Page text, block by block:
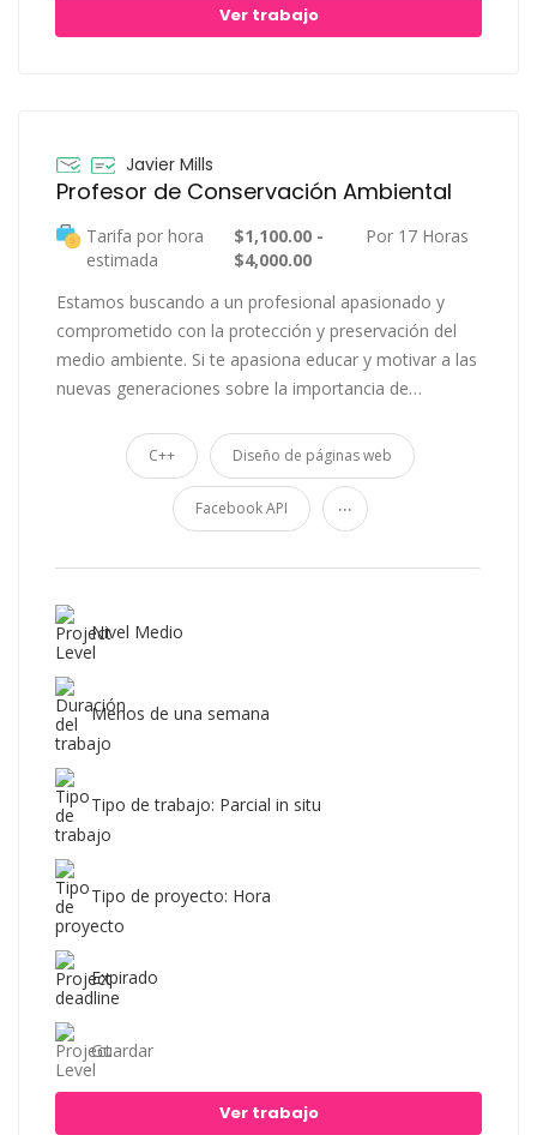
Ver trabajo
Javier Mills
Profesor de Conservación Ambiental
Tarifa por hora
estimada
$1,100.00 -
$4,000.00
Por 17 Horas
Estamos buscando a un profesional apasionado y
comprometido con la protección y preservación del
medio ambiente. Si te apasiona educar y motivar a las
nuevas generaciones sobre la importancia de…
C++ Diseño de páginas web
Facebook API ...
Nivel Medio
Menos de una semana
Tipo de trabajo: Parcial in situ
Tipo de proyecto: Hora
Expirado
Guardar
Ver trabajo